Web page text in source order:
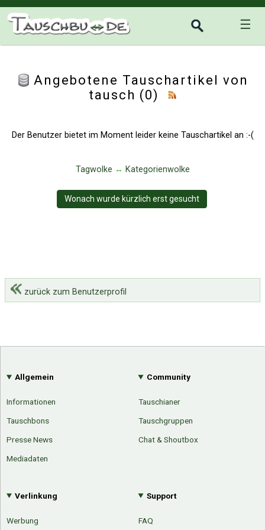
☰
Angebotene Tauschartikel von
tausch (0)
Der Benutzer bietet im Moment leider keine Tauschartikel an :-(
Tagwolke ↔ Kategorienwolke
Wonach wurde kürzlich erst gesucht
zurück zum Benutzerprofil
Allgemein
Informationen
Tauschbons
Presse News
Mediadaten
Community
Tauschianer
Tauschgruppen
Chat & Shoutbox
Verlinkung
Werbung
Support
FAQ